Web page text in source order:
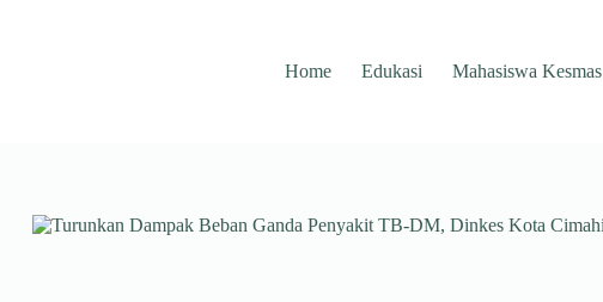
Home Edukasi Mahasiswa Kesmas